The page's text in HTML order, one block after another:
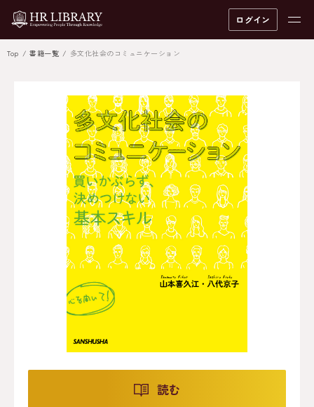
ログイン
Top 書籍一覧 多文化社会のコミュニケーション
読む